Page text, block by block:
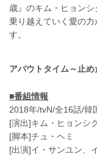
歳』のキム・ヒョン
乗り越えていく愛の
す。
アバウトタイム～止め
■番組情報
2018年/tvN/全16話/韓
[演出]キム・ヒョンシ
[脚本]チュ・ヘミ
[出演]イ・サンユン、